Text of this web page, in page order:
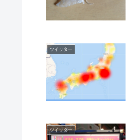
ツイッター
ツイッター